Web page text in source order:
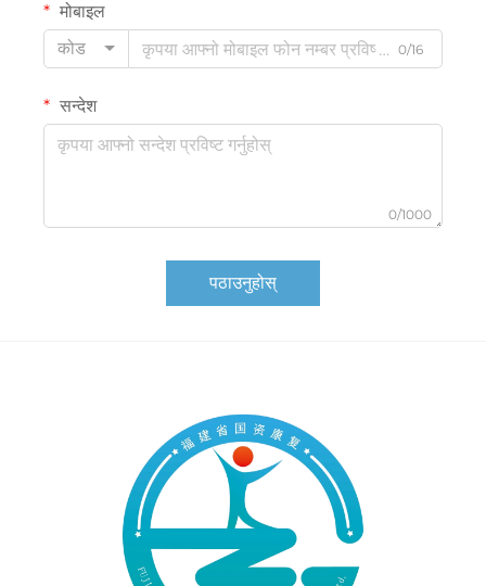
मोबाइल
कोड
0/16
सन्देश
0/1000
पठाउनुहोस्